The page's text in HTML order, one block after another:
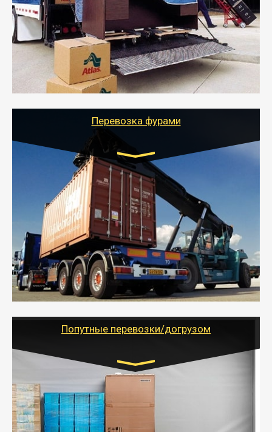
- Служебный или военный переезд может быть на
отдельном авто или догрузом (по меньшей
стоимости).
- Тайгер Логистик подберет автотранспорт, быстро и
качественно организует переезд к новому месту
службы или работы с гарантией сохранности груза и
оформлением документов, подтверждающих
Перевозка фурами
Транспорт:
Еврофура Тент от 5 до 10 тонн
грузоподъемность
от 10 000 руб. Возможен догруз
- Доставка фурой до 20 т возможна для больших
объемов грузов, упакованных в коробки, мешки,
паллеты и россыпью в самые отдаленные места
России с гарантией полной сохранности.
- Тайгер Логистик предоставляет услуги по
грузоперевозкам для физических и юридических лиц
Попутные перевозки/догрузом
Транспорт:
Газель (1,5 и 3 тонны), Бычок, Еврофура от 5 до
10 тонн
от 5000 руб. Возможен догруз